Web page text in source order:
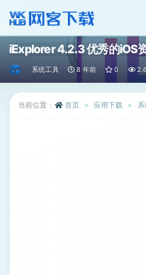
iExplorer 4.2.3 优秀的iOS
系统工具 8 年前 0
当前位置： 首页 应用下载
全部